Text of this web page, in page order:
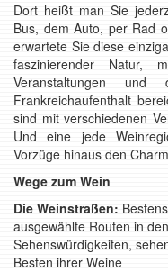
Dort heißt man Sie
Bus, dem Auto, per Rad
erwartete Sie diese
faszinierender Natur,
Veranstaltungen
Frankreichaufenthalt
sind mit verschiedenen
Und eine jede
Vorzüge hinaus den
Wege zum Wein
Die Weinstraßen:
ausgewählte Routen in
Sehenswürdigkeiten,
Besten ihrer Weine